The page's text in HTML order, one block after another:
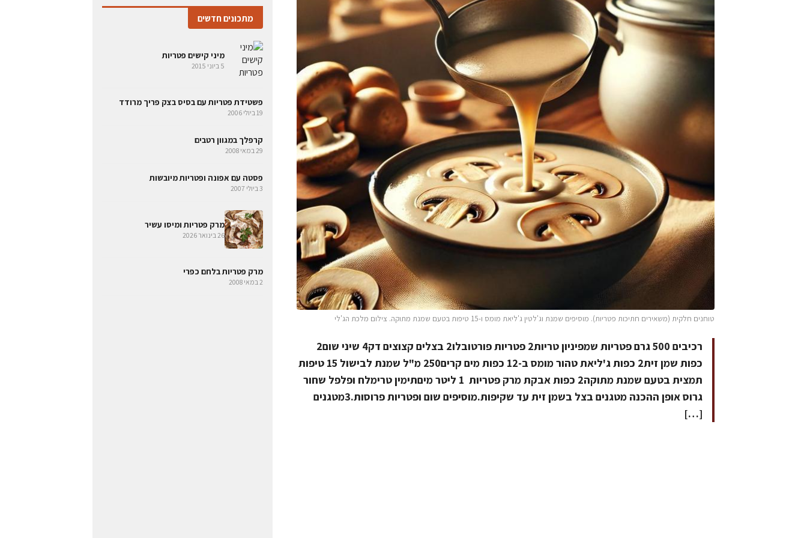
טוחנים חלקית (משאירים חתיכות פטריות). מוסיפים שמנת וג'לטין ג'ליאת מומס ו-15 טיפות בטעם שמנת מתוקה. צילום מלכת הג'לי
רכיבים 500 גרם פטריות שמפיניון טריות2 פטריות פורטובלו2 בצלים קצוצים דק4 שיני שום2
כפות שמן זית2 כפות ג'ליאת טהור מומס ב-12 כפות מים קרים250 מ"ל שמנת לבישול 15 טיפות
תמצית בטעם שמנת מתוקה2 כפות אבקת מרק פטריות 1 ליטר מיםתימין טרימלח ופלפל שחור
גרוס אופן ההכנה מטגנים בצל בשמן זית עד שקיפות.מוסיפים שום ופטריות פרוסות.3מטגנים
[…]
מתכונים חדשים
מיני קישים פטריות
5 ביוני 2015
פשטידת פטריות עם בסיס בצק פריך מרודד
19 ביולי 2006
קרפלך במגוון רטבים
29 במאי 2008
פסטה עם אפונה ופטריות מיובשות
3 ביולי 2007
מרק פטריות ומיסו עשיר
26 בינואר 2026
מרק פטריות בלחם כפרי
2 במאי 2008